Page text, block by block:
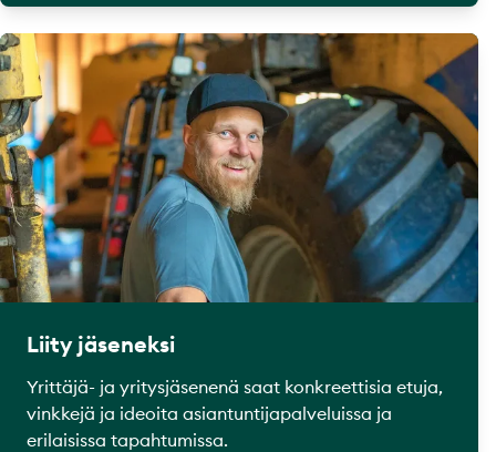
Liity jäseneksi
Yrittäjä- ja yritysjäsenenä saat konkreettisia etuja,
vinkkejä ja ideoita asiantuntijapalveluissa ja
erilaisissa tapahtumissa.